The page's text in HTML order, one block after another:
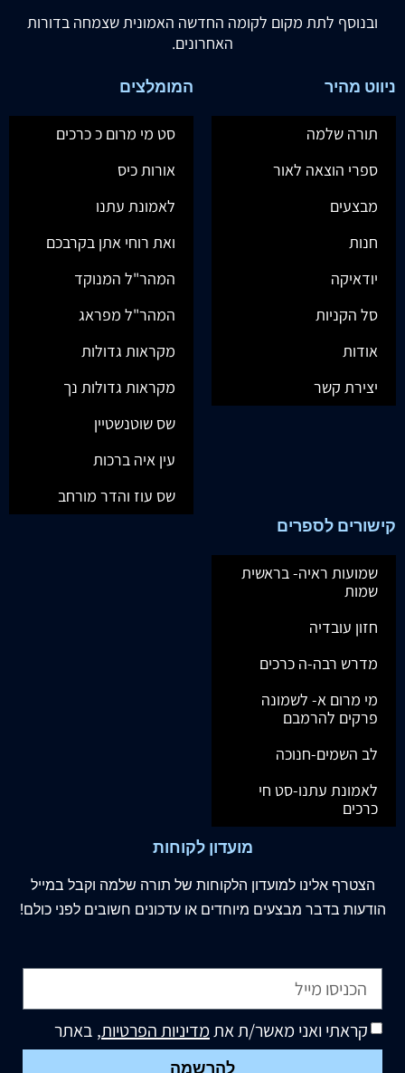
ובנוסף לתת מקום לקומה החדשה האמונית שצמחה בדורות
האחרונים.
ניווט מהיר
תורה שלמה
ספרי הוצאה לאור
מבצעים
חנות
יודאיקה
סל הקניות
אודות
יצירת קשר
המומלצים
סט מי מרום כ כרכים
אורות כיס
לאמונת עתנו
ואת רוחי אתן בקרבכם
המהר"ל המנוקד
המהר"ל מפראג
מקראות גדולות
מקראות גדולות נך
שס שוטנשטיין
עין איה ברכות
שס עוז והדר מורחב
קישורים לספרים
שמועות ראיה- בראשית
שמות
חזון עובדיה
מדרש רבה-ה כרכים
מי מרום א- לשמונה
פרקים להרמבם
לב השמים-חנוכה
לאמונת עתנו-סט חי
כרכים
מועדון לקוחות
הצטרף אלינו למועדון הלקוחות של תורה שלמה וקבל במייל
הודעות בדבר מבצעים מיוחדים או עדכונים חשובים לפני כולם!
קראתי ואני מאשר/ת אתמדיניות הפרטיות, באתר
להרשמה